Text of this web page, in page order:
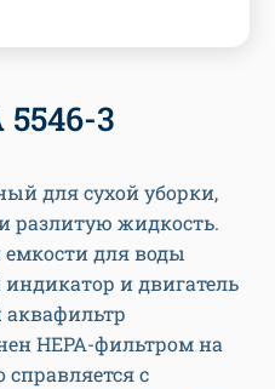
5546-3
для сухой уборки,
разлитую жидкость.
для воды
индикатор и двигатель
HEPA-фильтром на
с